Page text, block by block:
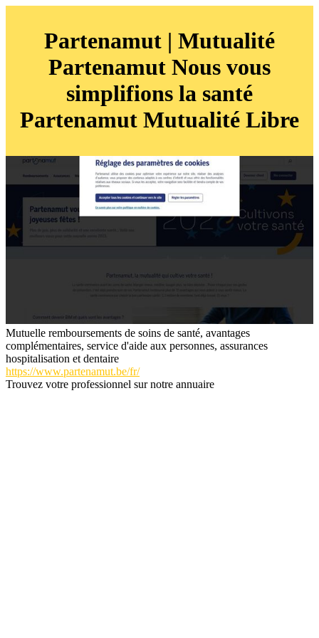
Partenamut | Mutualité
Partenamut Nous vous
simplifions la santé
Partenamut Mutualité Libre
Mutuelle remboursements de soins de santé, avantages
complémentaires, service d'aide aux personnes, assurances
hospitalisation et dentaire
https://www.partenamut.be/fr/
Trouvez votre professionnel sur notre annuaire